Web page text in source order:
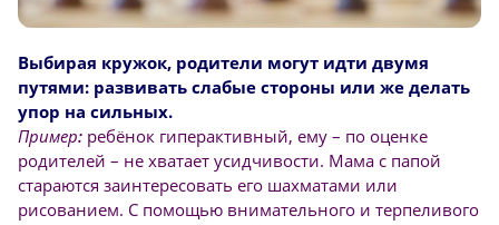
Выбирая кружок, родители могут идти двумя
путями: развивать слабые стороны или же делать
упор на сильных.
Пример: ребёнок гиперактивный, ему – по оценке
родителей – не хватает усидчивости. Мама с папой
стараются заинтересовать его шахматами или
рисованием. С помощью внимательного и терпеливого